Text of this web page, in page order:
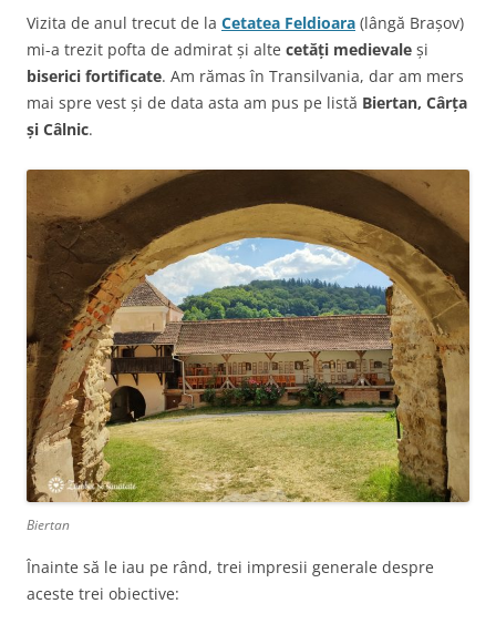
Vizita de anul trecut de la Cetatea Feldioara (lângă Brașov)
mi-a trezit pofta de admirat și alte cetăți medievale și
biserici fortificate. Am rămas în Transilvania, dar am mers
mai spre vest și de data asta am pus pe listă Biertan, Cârța
și Câlnic.
Biertan
Înainte să le iau pe rând, trei impresii generale despre
aceste trei obiective: